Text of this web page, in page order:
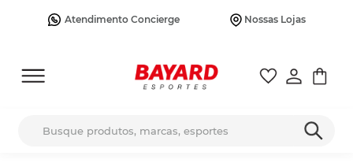
Atendimento Concierge Nossas Lojas